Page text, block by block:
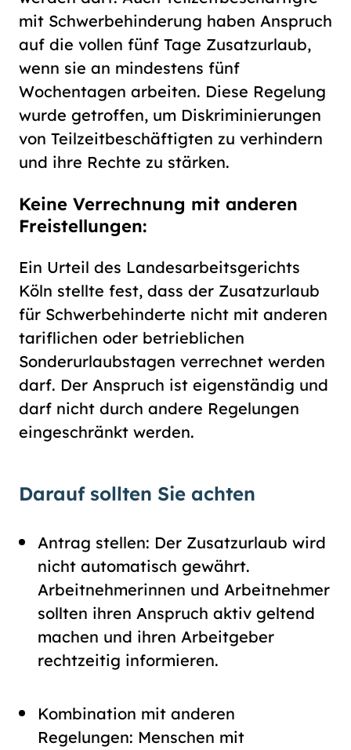
mit Schwerbehinderung haben Anspruch
auf die vollen fünf Tage Zusatzurlaub,
wenn sie an mindestens fünf
Wochentagen arbeiten. Diese Regelung
wurde getroffen, um Diskriminierungen
von Teilzeitbeschäftigten zu verhindern
und ihre Rechte zu stärken.
Keine Verrechnung mit anderen
Freistellungen:
Ein Urteil des Landesarbeitsgerichts
Köln stellte fest, dass der Zusatzurlaub
für Schwerbehinderte nicht mit anderen
tariflichen oder betrieblichen
Sonderurlaubstagen verrechnet werden
darf. Der Anspruch ist eigenständig und
darf nicht durch andere Regelungen
eingeschränkt werden.
Darauf sollten Sie achten
Antrag stellen: Der Zusatzurlaub wird
nicht automatisch gewährt.
Arbeitnehmerinnen und Arbeitnehmer
sollten ihren Anspruch aktiv geltend
machen und ihren Arbeitgeber
rechtzeitig informieren.
Kombination mit anderen
Regelungen: Menschen mit